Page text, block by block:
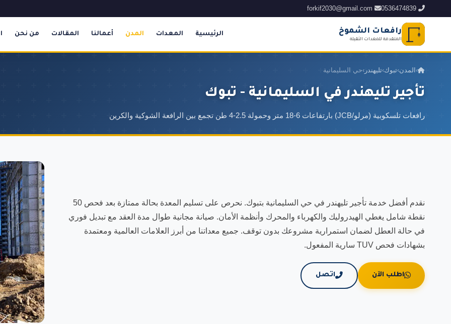
0536474839
forkif2030@gmail.com
رافعات الشموخ
المتقدمة للمعدات الثقيلة
الرئيسية المعدات المدن أعمالنا المقالات من نحن
› المدن›تبوك›تليهندر ›حي السليمانية
تأجير تليهندر في السليمانية - تبوك
رافعات تلسكوبية (مرلو/JCB) بارتفاعات 6-18 متر وحمولة 2.5-4 طن تجمع بين الرافعة الشوكية والكرين
نقدم أفضل خدمة تأجير تليهندر في حي السليمانية بتبوك. نحرص على تسليم المعدة بحالة ممتازة بعد فحص 50
نقطة شامل يغطي الهيدروليك والكهرباء والمحرك وأنظمة الأمان. صيانة مجانية طوال مدة العقد مع تبديل فوري
في حالة العطل لضمان استمرارية مشروعك بدون توقف. جميع معداتنا من أبرز العلامات العالمية ومعتمدة
بشهادات فحص TUV سارية المفعول.
اطلب الآن اتصل